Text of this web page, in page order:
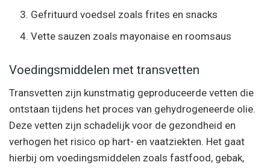
Gefrituurd voedsel zoals frites en snacks
Vette sauzen zoals mayonaise en roomsaus
Voedingsmiddelen met transvetten
Transvetten zijn kunstmatig geproduceerde vetten die
ontstaan tijdens het proces van gehydrogeneerde olie.
Deze vetten zijn schadelijk voor de gezondheid en
verhogen het risico op hart- en vaatziekten. Het gaat
hierbij om voedingsmiddelen zoals fastfood, gebak,